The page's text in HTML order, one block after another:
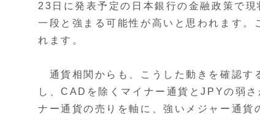
23日に発表予定の日本銀行の金融政策で
一段と強まる可能性が高いと思われます
れます。
通貨相関からも、こうした動きを確認す
し、CADを除くマイナー通貨とJPYの弱
ナー通貨の売りを軸に、強いメジャー通